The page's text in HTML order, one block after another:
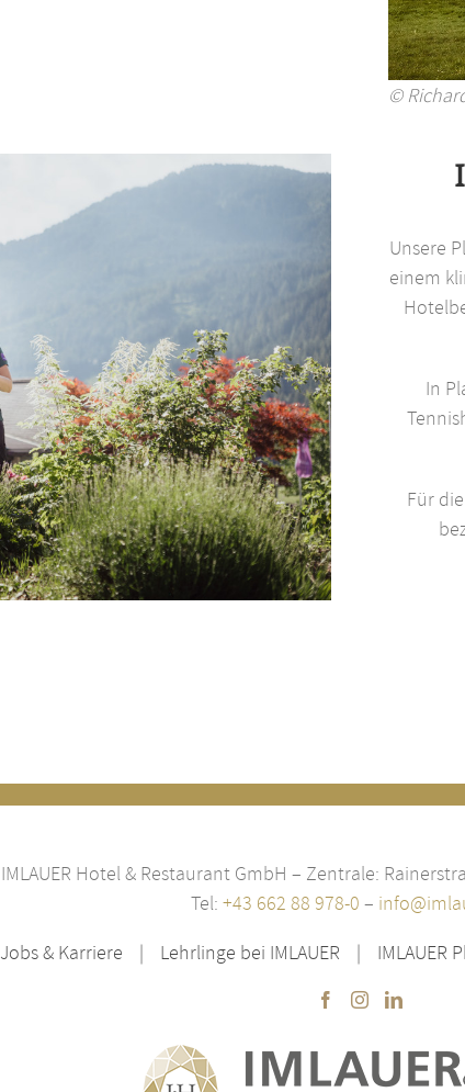
©
Unsere
einem
In
Für
IMLAUER Hotel & Restaurant GmbH – Zentrale:
Tel: +43 662 88 978-0 –
Jobs & Karriere Lehrlinge bei IMLAUER IMLAUER